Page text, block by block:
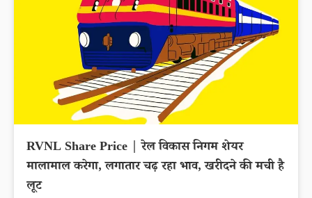
RVNL Share Price | रेल विकास निगम शेयर
मालामाल करेगा, लगातार चढ़ रहा भाव, खरीदने की मची है
लूट